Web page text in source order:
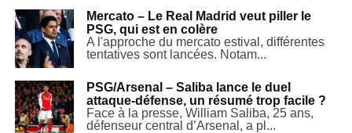
Mercato – Le Real Madrid veut piller le
PSG, qui est en colère
A l'approche du mercato estival, différentes
tentatives sont lancées. Notam...
PSG/Arsenal – Saliba lance le duel
attaque-défense, un résumé trop facile ?
Face à la presse, William Saliba, 25 ans,
défenseur central d’Arsenal, a pl...